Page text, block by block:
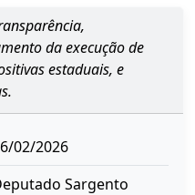
da execução de
estaduais, e
02/2026
Sargento